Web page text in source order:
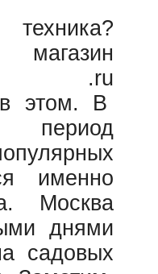
.ru
этом. В
именно
Москва
днями
садовых